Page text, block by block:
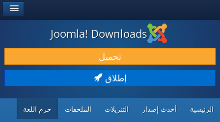
حمل & ومدد
اكتشف & تعلم
Joomla! Downloads
تحميل
إطلاق
الرئيسية أحدث إصدار التنزيلات الملحقات حزم اللغة